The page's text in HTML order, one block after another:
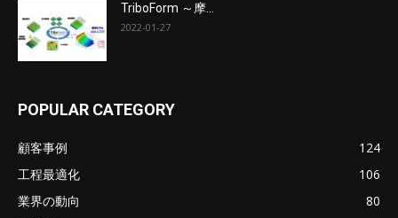
TriboForm ～摩...
2022-01-27
POPULAR CATEGORY
顧客事例
124
工程最適化
106
業界の動向
80